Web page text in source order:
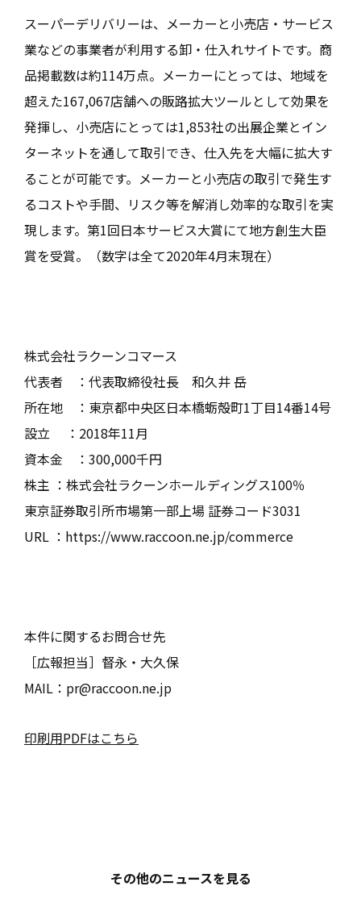
スーパーデリバリーは、メーカーと小売店・サービス
業などの事業者が利用する卸・仕入れサイトです。商
品掲載数は約114万点。メーカーにとっては、地域を
超えた167,067店舗への販路拡大ツールとして効果を
発揮し、小売店にとっては1,853社の出展企業とイン
ターネットを通して取引でき、仕入先を大幅に拡大す
ることが可能です。メーカーと小売店の取引で発生す
るコストや手間、リスク等を解消し効率的な取引を実
現します。第1回日本サービス大賞にて地方創生大臣
賞を受賞。（数字は全て2020年4月末現在）
株式会社ラクーンコマース
代表者 ：代表取締役社長 和久井 岳
所在地 ：東京都中央区日本橋蛎殻町1丁目14番14号
設立 ：2018年11月
資本金 ：300,000千円
株主 ：株式会社ラクーンホールディングス100％
東京証券取引所市場第一部上場 証券コード3031
URL ：https://www.raccoon.ne.jp/commerce
本件に関するお問合せ先
［広報担当］督永・大久保
MAIL： pr@raccoon.ne.jp
印刷用PDFはこちら
その他のニュースを見る